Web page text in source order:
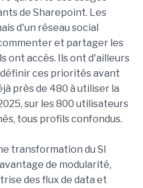
de Sharepoint. Les
d'un réseau social
et partager les
ont accès. Ils ont d'ailleurs
ces priorités avant
près de 480 à utiliser la
sur les 800 utilisateurs
tous profils confondus.
transformation du SI
de modularité,
des flux de data et